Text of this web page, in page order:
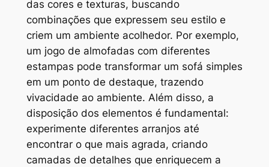
das cores e texturas, buscando
combinações que expressem seu estilo e
criem um ambiente acolhedor. Por exemplo,
um jogo de almofadas com diferentes
estampas pode transformar um sofá simples
em um ponto de destaque, trazendo
vivacidade ao ambiente. Além disso, a
disposição dos elementos é fundamental:
experimente diferentes arranjos até
encontrar o que mais agrada, criando
camadas de detalhes que enriquecem a